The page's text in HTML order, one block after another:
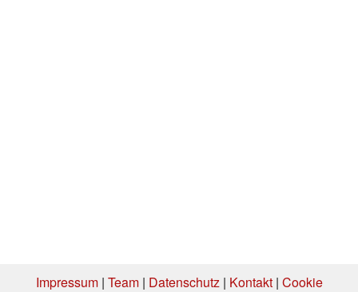
Impressum| Team| Datenschutz| Kontakt| Cookie